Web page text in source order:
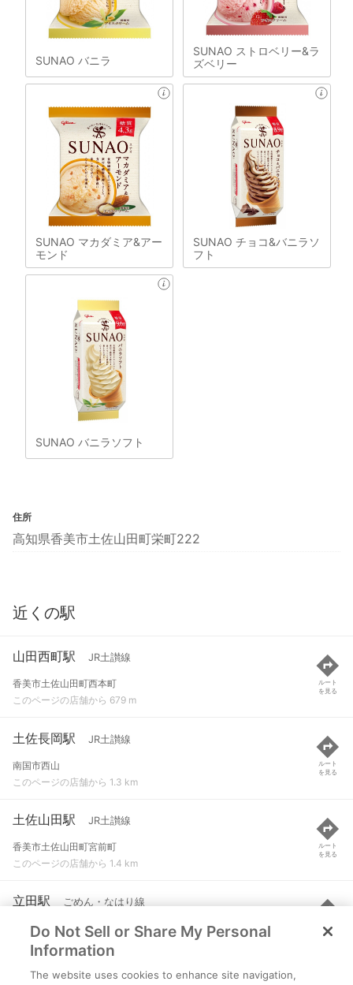
SUNAO バニラ
SUNAO ストロベリー&ラ
ズベリー
SUNAO マカダミア&アー
モンド
SUNAO チョコ&バニラソ
フト
SUNAO バニラソフト
住所
高知県香美市土佐山田町栄町222
近くの駅
山田西町駅 JR土讃線
香美市土佐山田町西本町
このページの店舗から 679 m
ルート
を見る
土佐長岡駅 JR土讃線
南国市西山
このページの店舗から 1.3 km
ルート
を見る
土佐山田駅 JR土讃線
香美市土佐山田町宮前町
このページの店舗から 1.4 km
ルート
を見る
立田駅 ごめん・なはり線
南国市立田字神木内６０３-２
このページの店舗から 3.2 km
ルート
を見る
Do Not Sell or Share My Personal
Information
The website uses cookies to enhance site navigation,